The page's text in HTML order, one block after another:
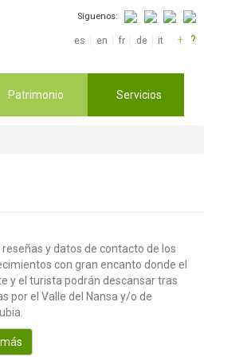
Síguenos:
es en fr de it + ?
Patrimonio Servicios
reseñas y datos de contacto de los
con gran encanto donde el
y el turista podrán descansar tras
por el Valle del Nansa y/o de